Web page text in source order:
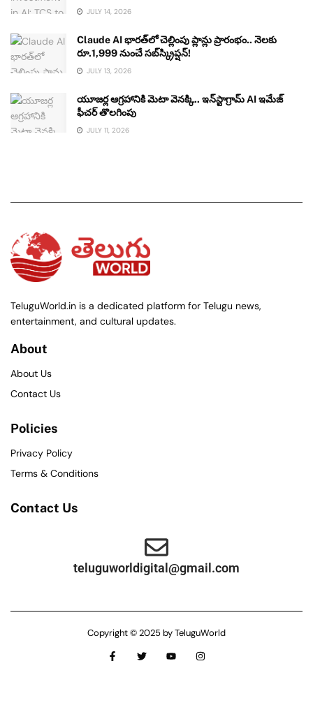
JULY 14, 2026
Claude AI భారత్‌లో చెల్లింపు ప్లాన్లు ప్రారంభం.. నెలకు
రూ.1,999 నుంచే సబ్‌స్క్రిప్షన్!
JULY 13, 2026
యూజర్ల ఆగ్రహానికి మెటా వెనక్కి.. ఇన్‌స్టాగ్రామ్ AI ఇమేజ్
ఫీచర్ తొలగింపు
JULY 11, 2026
TeluguWorld.in is a dedicated platform for Telugu news,
entertainment, and cultural updates.
About
About Us
Contact Us
Policies
Privacy Policy
Terms & Conditions
Contact Us
teluguworldigital@gmail.com
Copyright © 2025 by TeluguWorld